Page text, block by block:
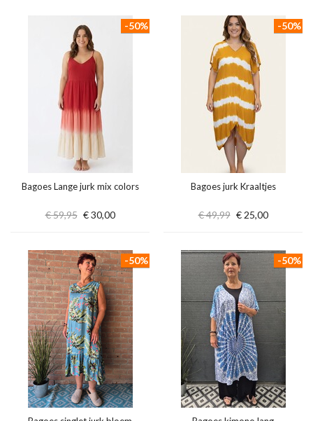
Bagoes Lange jurk mix colors
€ 59,95 € 30,00
-50%
Bagoes jurk Kraaltjes
€ 49,99 € 25,00
-50%
-50% -50%